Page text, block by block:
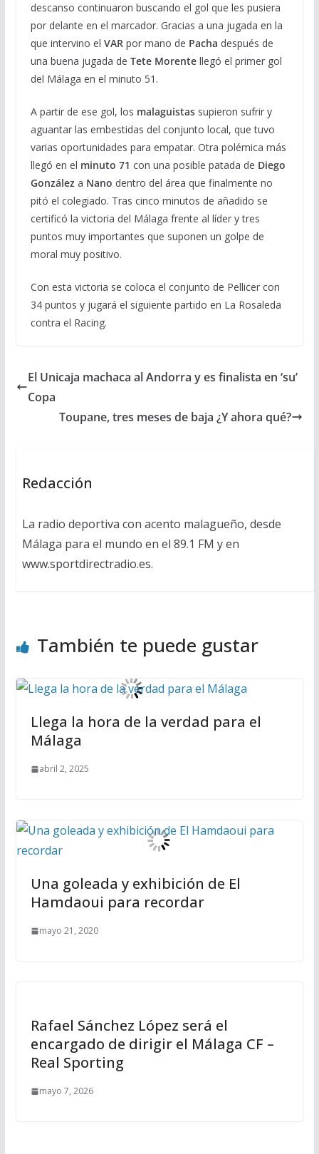
descanso continuaron buscando el gol que les pusiera
por delante en el marcador. Gracias a una jugada en la
que intervino el VARpor mano de Pacha después de
una buena jugada de Tete Morentellegó el primer gol
del Málaga en el minuto 51.
A partir de ese gol, los malaguistassupieron sufrir y
aguantar las embestidas del conjunto local, que tuvo
varias oportunidades para empatar. Otra polémica más
llegó en el minuto 71 con una posible patada de Diego
Gonzáleza Nano dentro del área que finalmente no
pitó el colegiado. Tras cinco minutos de añadido se
certificó la victoria del Málaga frente al líder y tres
puntos muy importantes que suponen un golpe de
moral muy positivo.
Con esta victoria se coloca el conjunto de Pellicer con
34 puntos y jugará el siguiente partido en La Rosaleda
contra el Racing.
El Unicaja machaca al Andorra y es finalista en ‘su’
Copa
Toupane, tres meses de baja ¿Y ahora qué?
Redacción
La radio deportiva con acento malagueño, desde
Málaga para el mundo en el 89.1 FM y en
www.sportdirectradio.es.
También te puede gustar
Llega la hora de la verdad para el
Málaga
abril 2, 2025
Una goleada y exhibición de El
Hamdaoui para recordar
mayo 21, 2020
Rafael Sánchez López será el
encargado de dirigir el Málaga CF –
Real Sporting
mayo 7, 2026